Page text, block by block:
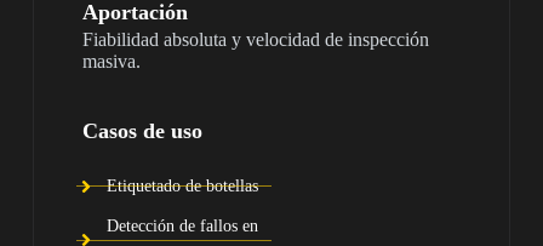
Aportación
Fiabilidad absoluta y velocidad de inspección
masiva.
Casos de uso
Etiquetado de botellas
Detección de fallos en